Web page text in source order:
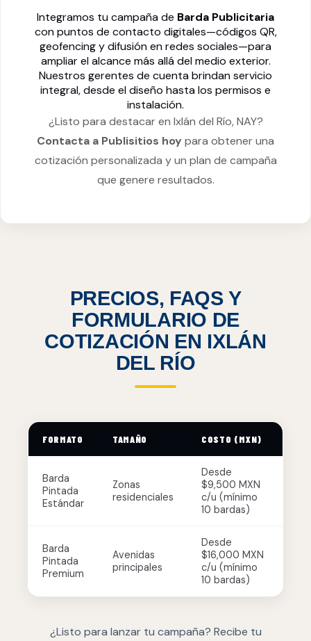
Integramos tu campaña de Barda Publicitaria
con puntos de contacto digitales—códigos QR,
geofencing y difusión en redes sociales—para
ampliar el alcance más allá del medio exterior.
Nuestros gerentes de cuenta brindan servicio
integral, desde el diseño hasta los permisos e
instalación.
¿Listo para destacar en Ixlán del Río, NAY?
Contacta a Publisitios hoy para obtener una
cotización personalizada y un plan de campaña
que genere resultados.
PRECIOS, FAQS Y
FORMULARIO DE
COTIZACIÓN EN IXLÁN
DEL RÍO
FORMATO TAMAÑO COSTO (MXN)
Barda
Pintada
Estándar
Zonas
residenciales
Desde
$9,500 MXN
c/u (mínimo
10 bardas)
Barda
Pintada
Premium
Avenidas
principales
Desde
$16,000 MXN
c/u (mínimo
10 bardas)
¿Listo para lanzar tu campaña? Recibe tu